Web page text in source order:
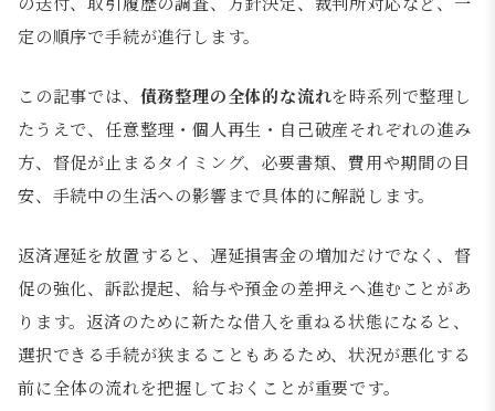
定の順序で手続が進行します。
この記事では、 債務整理の全体的な流れを時系列で整理し
たうえで、任意整理・個人再生・自己破産それぞれの進み
方、督促が止まるタイミング、必要書類、費用や期間の目
安、手続中の生活への影響まで具体的に解説します。
返済遅延を放置すると、遅延損害金の増加だけでなく、督
促の強化、訴訟提起、給与や預金の差押えへ進むことがあ
ります。返済のために新たな借入を重ねる状態になると、
選択できる手続が狭まることもあるため、状況が悪化する
前に全体の流れを把握しておくことが重要です。